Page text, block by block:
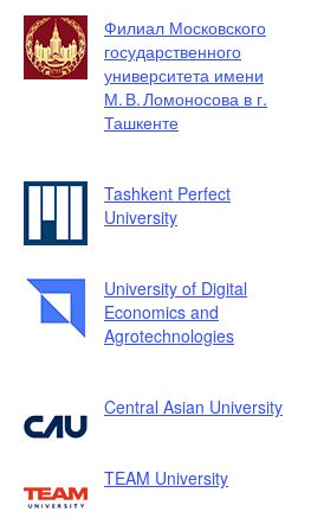
Филиал Московского
государственного
университета имени
М. В. Ломоносова в г.
Ташкенте
Tashkent Perfect
University
University of Digital
Economics and
Agrotechnologies
Central Asian University
TEAM University